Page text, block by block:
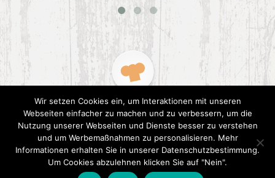
2015 CookPress. All right reserved.Datenschutz
Wir setzen Cookies ein, um Interaktionen mit unseren
Webseiten einfacher zu machen und zu verbessern, um die
Nutzung unserer Webseiten und Dienste besser zu verstehen
und um Werbemaßnahmen zu personalisieren. Mehr
Informationen erhalten Sie in unserer Datenschutzbestimmung.
Um Cookies abzulehnen klicken Sie auf "Nein".